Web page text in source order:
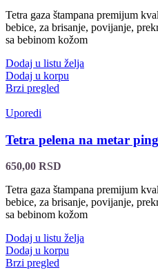
Tetra gaza štampana premijum
bebice, za brisanje, povijanje,
sa bebinom kožom
Dodaj u listu želja
Dodaj u korpu
Brzi pregled
Uporedi
Tetra pelena na metar
650,00 RSD
Tetra gaza štampana premijum
bebice, za brisanje, povijanje,
sa bebinom kožom
Dodaj u listu želja
Dodaj u korpu
Brzi pregled